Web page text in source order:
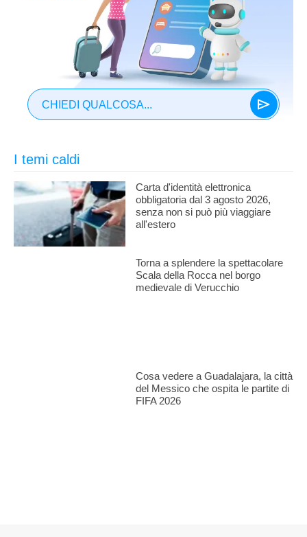
CHIEDI QUALCOSA...
I temi caldi
Carta d'identità elettronica
obbligatoria dal 3 agosto 2026,
senza non si può più viaggiare
all'estero
Torna a splendere la spettacolare
Scala della Rocca nel borgo
medievale di Verucchio
Cosa vedere a Guadalajara, la città
del Messico che ospita le partite di
FIFA 2026